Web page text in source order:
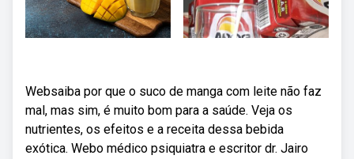
Websaiba por que o suco de manga com leite não faz
mal, mas sim, é muito bom para a saúde. Veja os
nutrientes, os efeitos e a receita dessa bebida
exótica. Webo médico psiquiatra e escritor dr. Jairo